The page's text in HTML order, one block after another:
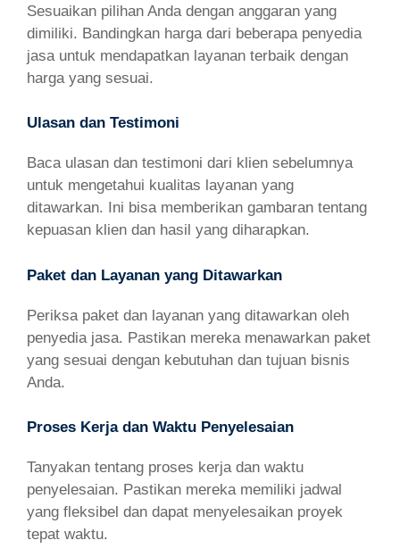
Sesuaikan pilihan Anda dengan anggaran yang
dimiliki. Bandingkan harga dari beberapa penyedia
jasa untuk mendapatkan layanan terbaik dengan
harga yang sesuai.
Ulasan dan Testimoni
Baca ulasan dan testimoni dari klien sebelumnya
untuk mengetahui kualitas layanan yang
ditawarkan. Ini bisa memberikan gambaran tentang
kepuasan klien dan hasil yang diharapkan.
Paket dan Layanan yang Ditawarkan
Periksa paket dan layanan yang ditawarkan oleh
penyedia jasa. Pastikan mereka menawarkan paket
yang sesuai dengan kebutuhan dan tujuan bisnis
Anda.
Proses Kerja dan Waktu Penyelesaian
Tanyakan tentang proses kerja dan waktu
penyelesaian. Pastikan mereka memiliki jadwal
yang fleksibel dan dapat menyelesaikan proyek
tepat waktu.